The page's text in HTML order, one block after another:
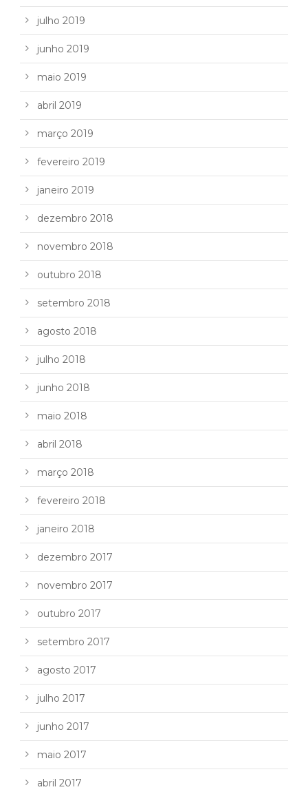
julho 2019
junho 2019
maio 2019
abril 2019
março 2019
fevereiro 2019
janeiro 2019
dezembro 2018
novembro 2018
outubro 2018
setembro 2018
agosto 2018
julho 2018
junho 2018
maio 2018
abril 2018
março 2018
fevereiro 2018
janeiro 2018
dezembro 2017
novembro 2017
outubro 2017
setembro 2017
agosto 2017
julho 2017
junho 2017
maio 2017
abril 2017